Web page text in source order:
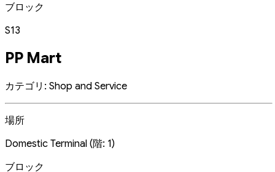
ブロック
S13
PP Mart
カテゴリ: Shop and Service
場所
Domestic Terminal (階: 1)
ブロック